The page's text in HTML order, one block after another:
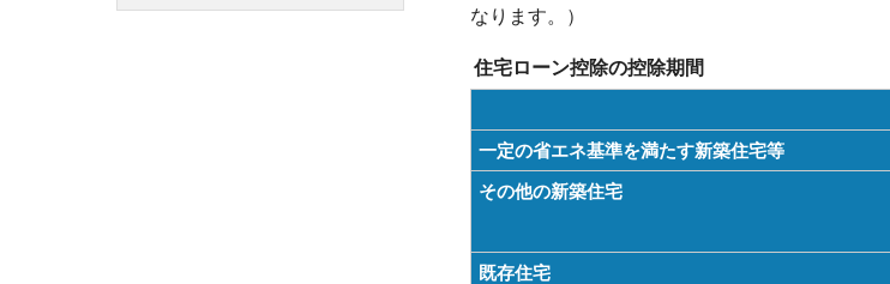
なります。）
住宅ローン控除の控除期間
一定の省エネ基準を満たす新築住宅等
その他の新築住宅
既存住宅